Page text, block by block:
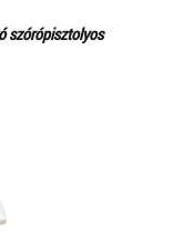
szórópisztolyos